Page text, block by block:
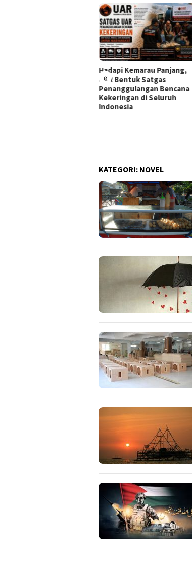
«
Hadapi Kemarau Panjang,
UAR Bentuk Satgas
Penanggulangan Bencana
Kekeringan di Seluruh
Indonesia
KATEGORI: NOVEL